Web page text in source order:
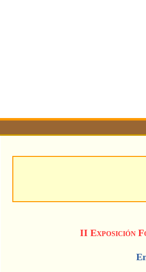
II Exposición